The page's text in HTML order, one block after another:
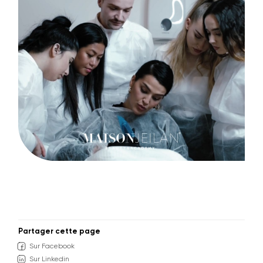
CONTACTEZ-NOUS
Partager cette page
Sur Facebook
Sur Linkedin